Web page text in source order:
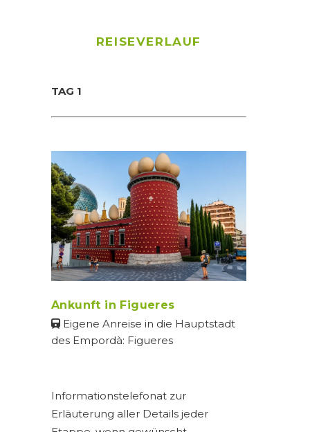
REISEVERLAUF
TAG 1
Ankunft in Figueres
Eigene Anreise in die Hauptstadt
des Empordà: Figueres
Informationstelefonat zur
Erläuterung aller Details jeder